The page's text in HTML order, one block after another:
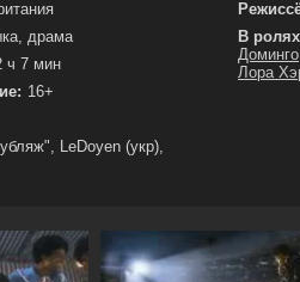
драма
ч 7 мин
16+
LeDoyen (укр),
В
Доминго
Лора